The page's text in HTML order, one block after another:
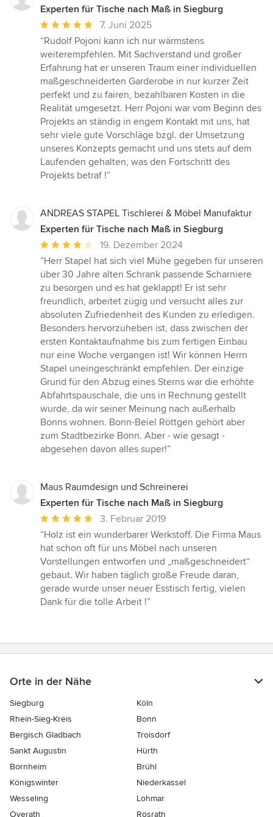
Experten für Tische nach Maß in Siegburg
Durchschnittliche
Bewertung:
5
von
5
Sternen
7. Juni 2025
“Rudolf Pojoni kann ich nur wärmstens
weiterempfehlen. Mit Sachverstand und großer
Erfahrung hat er unseren Traum einer individuellen
maßgeschneiderten Garderobe in nur kurzer Zeit
perfekt und zu fairen, bezahlbaren Kosten in die
Realität umgesetzt. Herr Pojoni war vom Beginn des
Projekts an ständig in engem Kontakt mit uns, hat
sehr viele gute Vorschläge bzgl. der Umsetzung
unseres Konzepts gemacht und uns stets auf dem
Laufenden gehalten, was den Fortschritt des
Projekts betraf !”
ANDREAS STAPEL Tischlerei & Möbel Manufaktur
Experten für Tische nach Maß in Siegburg
Durchschnittliche
Bewertung:
4
von
5
Sternen
19. Dezember 2024
“Herr Stapel hat sich viel Mühe gegeben für unseren
über 30 Jahre alten Schrank passende Scharniere
zu besorgen und es hat geklappt! Er ist sehr
freundlich, arbeitet zügig und versucht alles zur
absoluten Zufriedenheit des Kunden zu erledigen.
Besonders hervorzuheben ist, dass zwischen der
ersten Kontaktaufnahme bis zum fertigen Einbau
nur eine Woche vergangen ist! Wir können Herrn
Stapel uneingeschränkt empfehlen. Der einzige
Grund für den Abzug eines Sterns war die erhöhte
Abfahrtspauschale, die uns in Rechnung gestellt
wurde, da wir seiner Meinung nach außerhalb
Bonns wohnen. Bonn-Beiel Röttgen gehört aber
zum Stadtbezirke Bonn. Aber - wie gesagt -
abgesehen davon alles super!”
Maus Raumdesign und Schreinerei
Experten für Tische nach Maß in Siegburg
Durchschnittliche
Bewertung:
5
von
5
Sternen
3. Februar 2019
“Holz ist ein wunderbarer Werkstoff. Die Firma Maus
hat schon oft für uns Möbel nach unseren
Vorstellungen entworfen und „maßgeschneidert“
gebaut. Wir haben täglich große Freude daran,
gerade wurde unser neuer Esstisch fertig, vielen
Dank für die tolle Arbeit !”
Orte in der Nähe
Siegburg
Köln
Rhein-Sieg-Kreis
Bonn
Bergisch Gladbach
Troisdorf
Sankt Augustin
Hürth
Bornheim
Brühl
Königswinter
Niederkassel
Wesseling
Lohmar
Overath
Rösrath